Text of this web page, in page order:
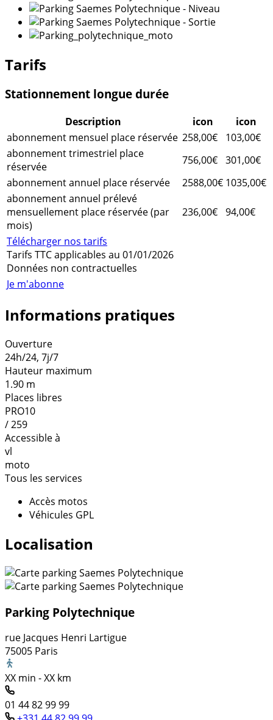
Tarifs
Stationnement longue durée
Description icon icon
Je m'abonne
abonnement mensuel place réservée 258,00€
103,00€
abonnement trimestriel place
réservée
756,00€ 301,00€
abonnement annuel place réservée
2588,00€ 1035,00€
abonnement annuel prélevé
mensuellement place réservée (par
mois)
236,00€ 94,00€
Télécharger nos tarifs
Tarifs TTC applicables au 01/01/2026
Données non contractuelles
Informations pratiques
Ouverture
24h/24, 7j/7
Hauteur maximum
1.90 m
Places libres
PRO10
/ 259
Accessible à
vl
moto
Tous les services
Accès motos
Véhicules GPL
Localisation
Parking Polytechnique
rue Jacques Henri Lartigue
75005 Paris
XX min - XX km
01 44 82 99 99